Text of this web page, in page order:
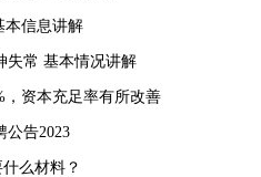
本信息讲解
失常 基本情况讲解
，资本充足率有所改善
公告2023
么材料？